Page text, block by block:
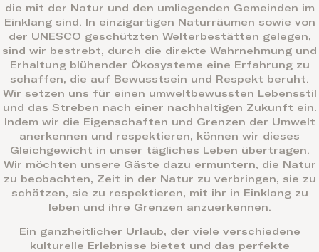
die mit der Natur und den umliegenden Gemeinden im
Einklang sind. In einzigartigen Naturräumen sowie von
der UNESCO geschützten Welterbestätten gelegen,
sind wir bestrebt, durch die direkte Wahrnehmung und
Erhaltung blühender Ökosysteme eine Erfahrung zu
schaffen, die auf Bewusstsein und Respekt beruht.
Wir setzen uns für einen umweltbewussten Lebensstil
und das Streben nach einer nachhaltigen Zukunft ein.
Indem wir die Eigenschaften und Grenzen der Umwelt
anerkennen und respektieren, können wir dieses
Gleichgewicht in unser tägliches Leben übertragen.
Wir möchten unsere Gäste dazu ermuntern, die Natur
zu beobachten, Zeit in der Natur zu verbringen, sie zu
schätzen, sie zu respektieren, mit ihr in Einklang zu
leben und ihre Grenzen anzuerkennen.
Ein ganzheitlicher Urlaub, der viele verschiedene
kulturelle Erlebnisse bietet und das perfekte